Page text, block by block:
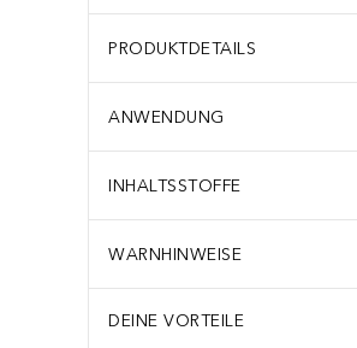
PRODUKTDETAILS
ANWENDUNG
INHALTSSTOFFE
WARNHINWEISE
DEINE VORTEILE